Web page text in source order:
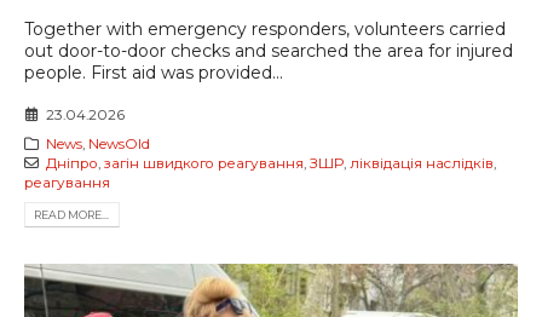
Together with emergency responders, volunteers carried
out door-to-door checks and searched the area for injured
people. First aid was provided...
23.04.2026
News, NewsOld
Дніпро, загін швидкого реагування, ЗШР, ліквідація наслідків,
реагування
READ MORE...